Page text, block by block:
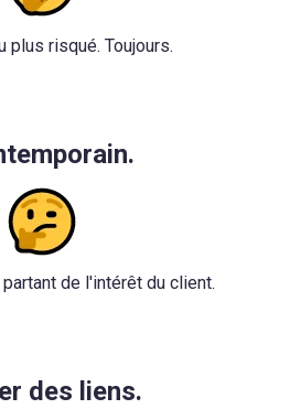
plus risqué. Toujours.
partant de l'intérêt du client.
des liens.